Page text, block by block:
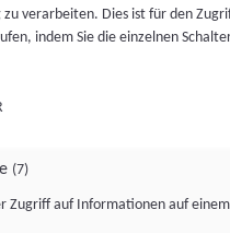
verarbeiten. Dies ist für den
indem Sie die einzelnen
(7)
Zugriff auf Informationen auf